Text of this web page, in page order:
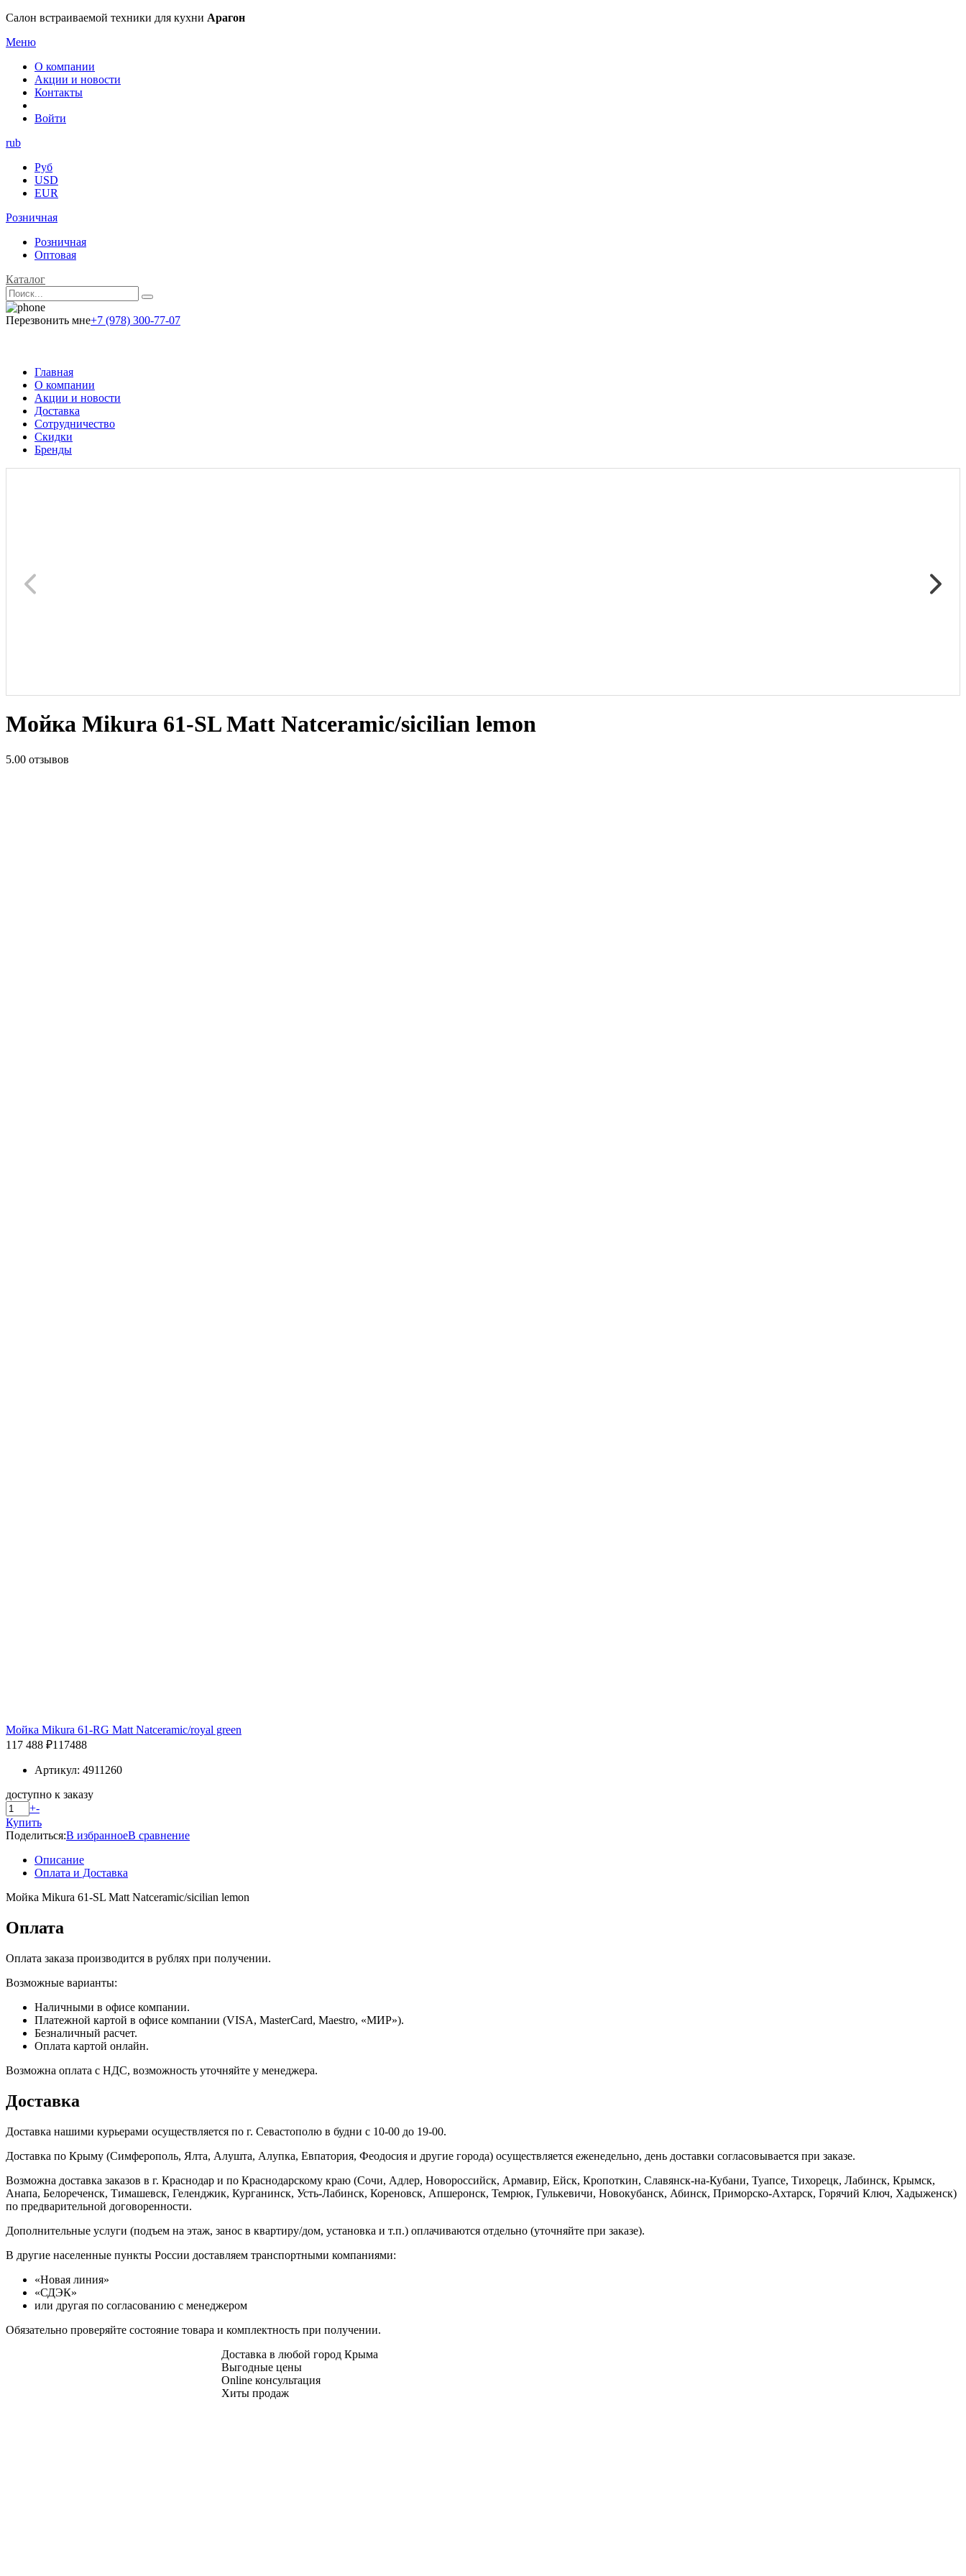
Салон встраиваемой техники для кухни Арагон
Меню
О компании
Акции и новости
Контакты
Войти
rub
Руб
USD
EUR
Розничная
Розничная
Оптовая
Каталог
Перезвонить мне+7 (978) 300-77-07
Главная
О компании
Акции и новости
Доставка
Сотрудничество
Скидки
Бренды
Мойка Mikura 61-SL Matt Natceramic/sicilian lemon
5.00 отзывов
Мойка Mikura 61-RG Matt Natceramic/royal green
117 488 ₽117488
Артикул: 4911260
доступно к заказу
+-
Купить
Поделиться:В избранноеВ сравнение
Описание
Оплата и Доставка
Мойка Mikura 61-SL Matt Natceramic/sicilian lemon
Оплата
Оплата заказа производится в рублях при получении.
Возможные варианты:
Наличными в офисе компании.
Платежной картой в офисе компании (VISA, MasterCard, Maestro, «МИР»).
Безналичный расчет.
Оплата картой онлайн.
Возможна оплата с НДС, возможность уточняйте у менеджера.
Доставка
Доставка нашими курьерами осуществляется по г. Севастополю в будни с 10-00 до 19-00.
Доставка по Крыму (Симферополь, Ялта, Алушта, Алупка, Евпатория, Феодосия и другие города) осуществляется еженедельно, день доставки согласовывается при заказе.
Возможна доставка заказов в г. Краснодар и по Краснодарскому краю (Сочи, Адлер, Новороссийск, Армавир, Ейск, Кропоткин, Славянск-на-Кубани, Туапсе, Тихорецк, Лабинск, Крымск,
Анапа, Белореченск, Тимашевск, Геленджик, Курганинск, Усть-Лабинск, Кореновск, Апшеронск, Темрюк, Гулькевичи, Новокубанск, Абинск, Приморско-Ахтарск, Горячий Ключ, Хадыженск)
по предварительной договоренности.
Дополнительные услуги (подъем на этаж, занос в квартиру/дом, установка и т.п.) оплачиваются отдельно (уточняйте при заказе).
В другие населенные пункты России доставляем транспортными компаниями:
«Новая линия»
«СДЭК»
или другая по согласованию с менеджером
Обязательно проверяйте состояние товара и комплектность при получении.
Доставка в любой город Крыма
Выгодные цены
Online консультация
Хиты продаж